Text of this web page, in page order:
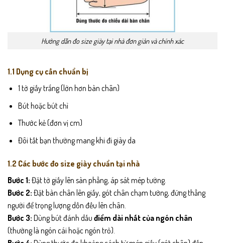
Hướng dẫn đo size giày tại nhà đơn giản và chính xác
1.1 Dụng cụ cần chuẩn bị
1 tờ giấy trắng (lớn hơn bàn chân)
Bút hoặc bút chì
Thước kẻ (đơn vị cm)
Đôi tất bạn thường mang khi đi giày da
1.2 Các bước đo size giày chuẩn tại nhà
Bước 1: Đặt tờ giấy lên sàn phẳng, áp sát mép tường.
Bước 2: Đặt bàn chân lên giấy, gót chân chạm tường, đứng thẳng
người để trọng lượng dồn đều lên chân.
Bước 3: Dùng bút đánh dấu điểm dài nhất của ngón chân
(thường là ngón cái hoặc ngón trỏ).